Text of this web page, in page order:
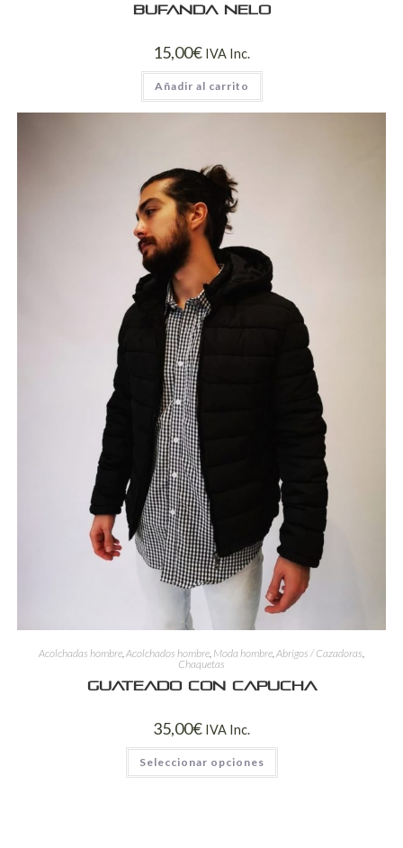
Bufanda Nelo
15,00€ IVA Inc.
Añadir al carrito
Acolchadas hombre,Acolchados hombre, Moda hombre,Abrigos / Cazadoras,
Chaquetas
Guateado con capucha
35,00€ IVA Inc.
Seleccionar opciones